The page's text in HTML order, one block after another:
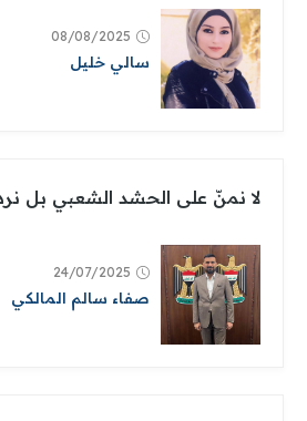
08/08/2025
سالي خليل
لا نمنّ على الحشد الشعبي بل
24/07/2025
صفاء سالم المالكي